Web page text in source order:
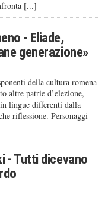
[...]
- Eliade,
generazione»
della cultura romena
altre patrie d’elezione,
lingue differenti dalla
riflessione. Personaggi
- Tutti dicevano